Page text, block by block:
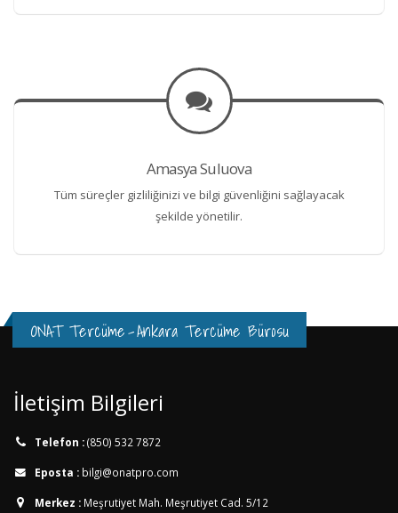
Amasya Suluova
Tüm süreçler gizliliğinizi ve bilgi güvenliğini sağlayacak
şekilde yönetilir.
ONAT Tercüme-Ankara Tercüme Bürosu
İletişim Bilgileri
Telefon :(850) 532 7872
Eposta : bilgi@onatpro.com
Merkez : Meşrutiyet Mah. Meşrutiyet Cad. 5/12